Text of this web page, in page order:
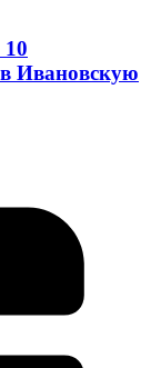
Ивановскую